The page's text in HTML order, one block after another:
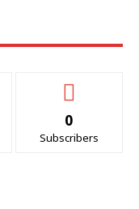
0
Subscribers